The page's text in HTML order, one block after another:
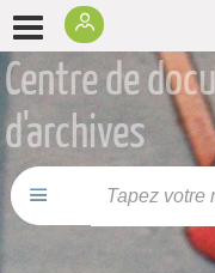
Centre de
d'archives